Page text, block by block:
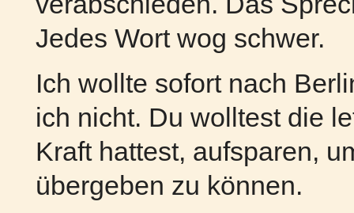
Jedes Wort wog schwer.
Ich wollte sofort nach
ich nicht. Du wolltest die
Kraft hattest, aufsparen,
übergeben zu können.